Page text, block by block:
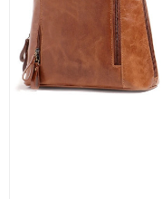
Monobloklar
Kompýuter düzüjiler